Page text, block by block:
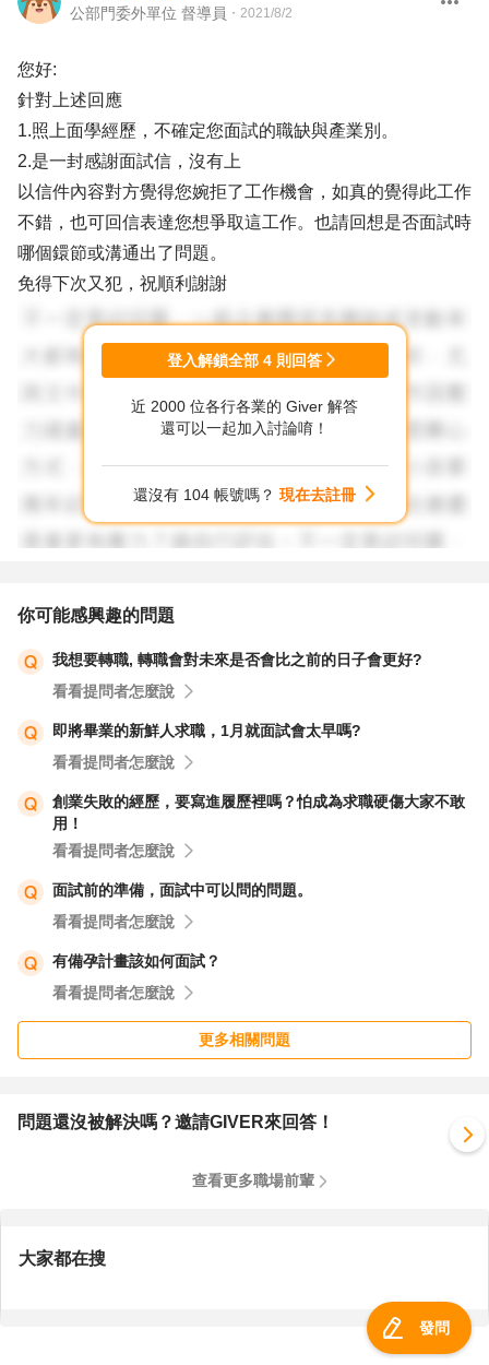
公部門委外單位 督導員 ・ 2021/8/2
您好:
針對上述回應
1.照上面學經歷，不確定您面試的職缺與產業別。
2.是一封感謝面試信，沒有上
以信件內容對方覺得您婉拒了工作機會，如真的覺得此工作
不錯，也可回信表達您想爭取這工作。也請回想是否面試時
哪個鐶節或溝通出了問題。
免得下次又犯，祝順利謝謝
登入解鎖全部 4 則回答
近 2000 位各行各業的 Giver 解答
還可以一起加入討論唷！
還沒有 104 帳號嗎？ 現在去註冊
你可能感興趣的問題
我想要轉職, 轉職會對未來是否會比之前的日子會更好?
看看提問者怎麼說
即將畢業的新鮮人求職，1月就面試會太早嗎?
看看提問者怎麼說
創業失敗的經歷，要寫進履歷裡嗎？怕成為求職硬傷大家不敢
用！
看看提問者怎麼說
面試前的準備，面試中可以問的問題。
看看提問者怎麼說
有備孕計畫該如何面試？
看看提問者怎麼說
更多相關問題
問題還沒被解決嗎？邀請GIVER來回答！
查看更多職場前輩
大家都在搜
發問